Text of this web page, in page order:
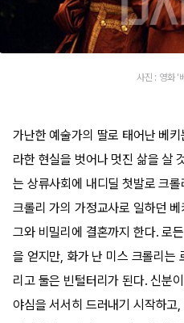
사진 : 영화 '
가난한 예술가의 딸로 태어난 베
라한 현실을 벗어나 멋진 삶을 살
는 상류사회에 내디딜 첫발로 크
크롤리 가의 가정교사로 일하던
그와 비밀리에 결혼까지 한다. 로
을 얻지만, 화가 난 미스 크롤리는
리고 둘은 빈털터리가 된다. 신분
야심을 서서히 드러내기 시작하고